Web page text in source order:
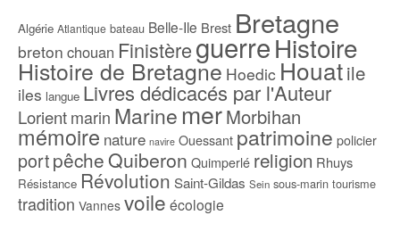
Algérie Atlantique bateau Belle-Ile Brest Bretagne
breton chouan FinistèreguerreHistoire
Histoire de Bretagne Hoedic Houatile
iles langue Livres dédicacés par l'Auteur
Lorientmarin Marine merMorbihan
mémoire nature navire Ouessant patrimoine policier
portpêcheQuiberon Quimperlé religion Rhuys
Résistance Révolution Saint-Gildas Sein sous-marin tourisme
tradition Vannes voile écologie